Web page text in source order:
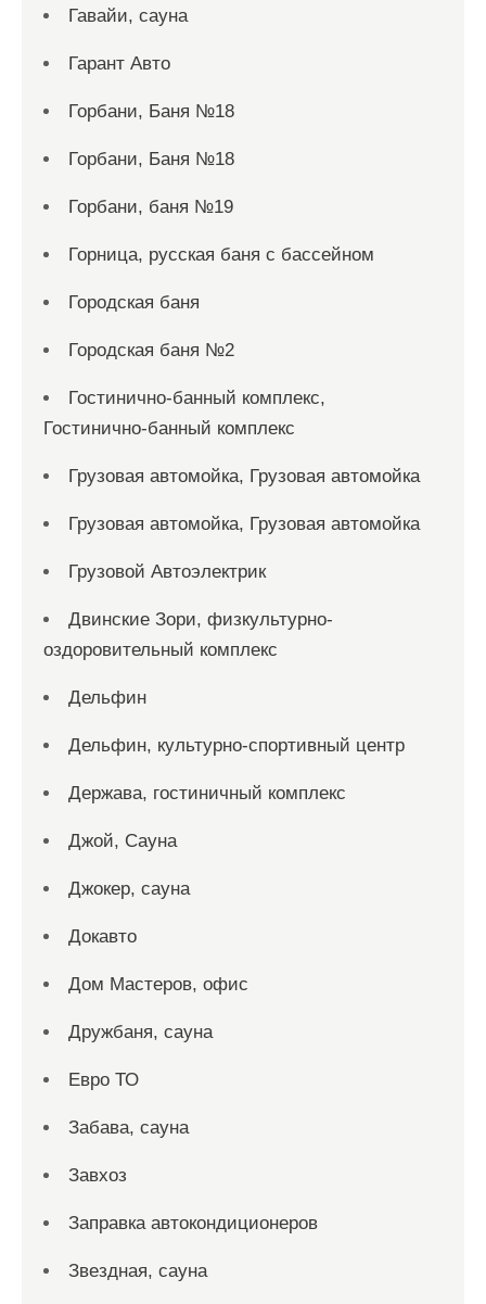
Гавайи, сауна
Гарант Авто
Горбани, Баня №18
Горбани, Баня №18
Горбани, баня №19
Горница, русская баня с бассейном
Городская баня
Городская баня №2
Гостинично-банный комплекс,
Гостинично-банный комплекс
Грузовая автомойка, Грузовая автомойка
Грузовая автомойка, Грузовая автомойка
Грузовой Автоэлектрик
Двинские Зори, физкультурно-
оздоровительный комплекс
Дельфин
Дельфин, культурно-спортивный центр
Держава, гостиничный комплекс
Джой, Сауна
Джокер, сауна
Докавто
Дом Мастеров, офис
Дружбаня, сауна
Евро ТО
Забава, сауна
Завхоз
Заправка автокондиционеров
Звездная, сауна